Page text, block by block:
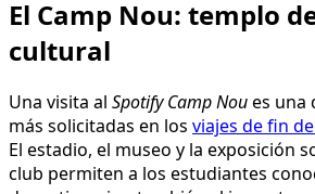
Una visita al Spotify Camp Noues una
más solicitadas en los
viajes de fin de
El estadio, el museo y la exposición
deportivo, sino también el impacto
Barça en la ciudad. Para muchos
momento inolvidable que combina
aprendizaje.